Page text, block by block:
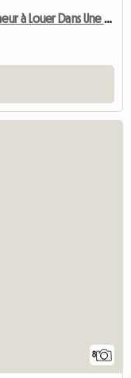
Studio Pour 1 Personne Non-fumeur à Louer Dans Une Villa
8